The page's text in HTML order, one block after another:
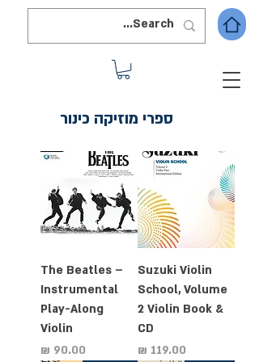
ספרי מוזיקה כינור
Suzuki Violin
School, Volume
2 Violin Book &
CD
מחיר
The Beatles –
Instrumental
Play-Along
Violin
מחיר